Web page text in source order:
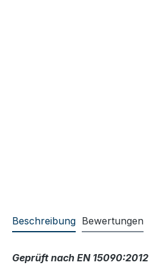
Beschreibung Bewertungen
Geprüft nach EN 15090:2012